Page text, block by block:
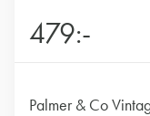
479:-
Palmer & Co